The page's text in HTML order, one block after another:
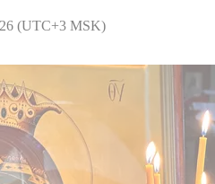
(UTC+3 MSK)